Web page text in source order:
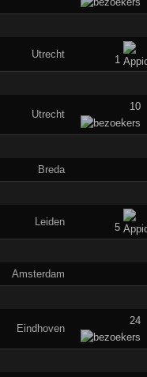
Utrecht 1
Utrecht
10
Breda
Leiden 5
Amsterdam
Eindhoven
24